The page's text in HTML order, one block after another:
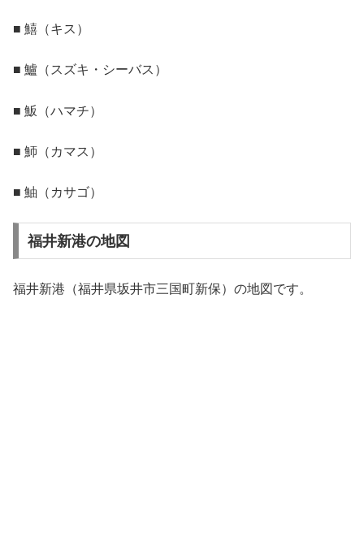
■ 鱚（キス）
■ 鱸（スズキ・シーバス）
■ 魬（ハマチ）
■ 魳（カマス）
■ 鮋（カサゴ）
福井新港の地図
福井新港（福井県坂井市三国町新保）の地図です。